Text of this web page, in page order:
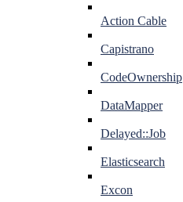
Action Cable
Capistrano
CodeOwnership
DataMapper
Delayed::Job
Elasticsearch
Excon